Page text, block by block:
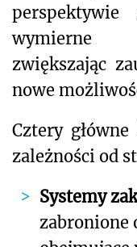
perspektywie
wymierne
zwiększając
nowe
Cztery
zależności od
Systemy
zabronione